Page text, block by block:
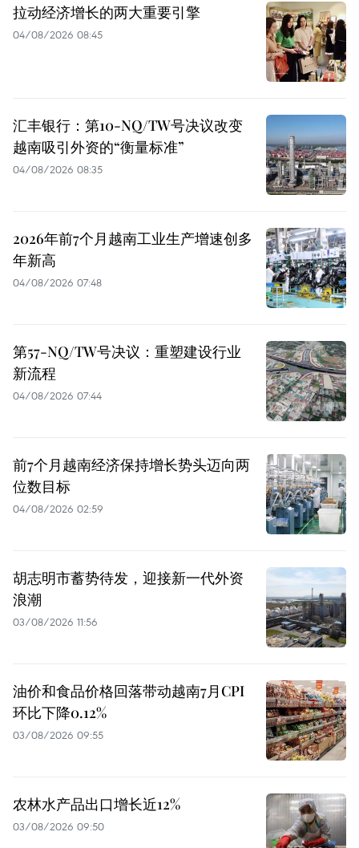
拉动经济增长的两大重要引擎
04/08/2026 08:45
汇丰银行：第10-NQ/TW号决议改变
越南吸引外资的“衡量标准”
04/08/2026 08:35
2026年前7个月越南工业生产增速创多
年新高
04/08/2026 07:48
第57-NQ/TW号决议：重塑建设行业
新流程
04/08/2026 07:44
前7个月越南经济保持增长势头迈向两
位数目标
04/08/2026 02:59
胡志明市蓄势待发，迎接新一代外资
浪潮
03/08/2026 11:56
油价和食品价格回落带动越南7月CPI
环比下降0.12%
03/08/2026 09:55
农林水产品出口增长近12%
03/08/2026 09:50